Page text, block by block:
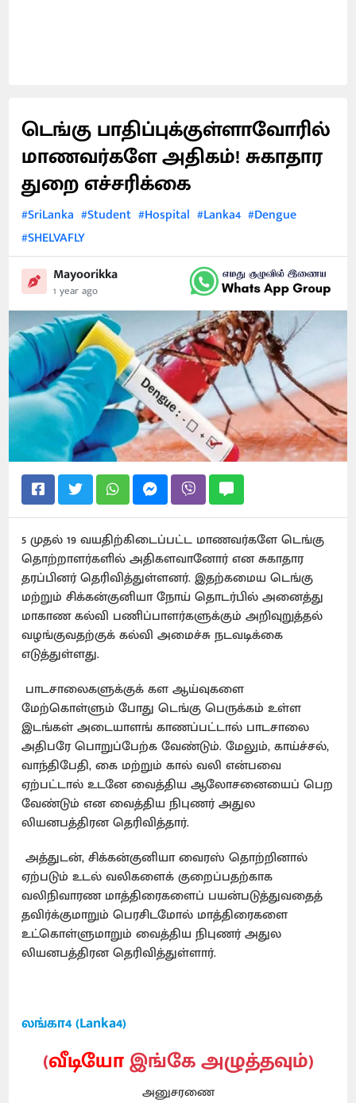
டெங்கு பாதிப்புக்குள்ளாவோரில்
மாணவர்களே அதிகம்! சுகாதார
துறை எச்சரிக்கை
#SriLanka #Student #Hospital #Lanka4 #Dengue
#SHELVAFLY
Mayoorikka
1 year ago
5 முதல் 19 வயதிற்கிடைப்பட்ட மாணவர்களே டெங்கு
தொற்றாளர்களில் அதிகளவானோர் என சுகாதார
தரப்பினர் தெரிவித்துள்ளனர். இதற்கமைய டெங்கு
மற்றும் சிக்கன்குனியா நோய் தொடர்பில் அனைத்து
மாகாண கல்வி பணிப்பாளர்களுக்கும் அறிவுறுத்தல்
வழங்குவதற்குக் கல்வி அமைச்சு நடவடிக்கை
எடுத்துள்ளது.
பாடசாலைகளுக்குக் கள ஆய்வுகளை
மேற்கொள்ளும் போது டெங்கு பெருக்கம் உள்ள
இடங்கள் அடையாளங் காணப்பட்டால் பாடசாலை
அதிபரே பொறுப்பேற்க வேண்டும். மேலும், காய்ச்சல்,
வாந்திபேதி, கை மற்றும் கால் வலி என்பவை
ஏற்பட்டால் உடனே வைத்திய ஆலோசனையைப் பெற
வேண்டும் என வைத்திய நிபுணர் அதுல
லியனபத்திரன தெரிவித்தார்.
அத்துடன், சிக்கன்குனியா வைரஸ் தொற்றினால்
ஏற்படும் உடல் வலிகளைக் குறைப்பதற்காக
வலிநிவாரண மாத்திரைகளைப் பயன்படுத்துவதைத்
தவிர்க்குமாறும் பெரசிடமோல் மாத்திரைகளை
உட்கொள்ளுமாறும் வைத்திய நிபுணர் அதுல
லியனபத்திரன தெரிவித்துள்ளார்.
லங்கா4 (Lanka4)
(வீடியோஇங்கே அழுத்தவும்)
அனுசரணை